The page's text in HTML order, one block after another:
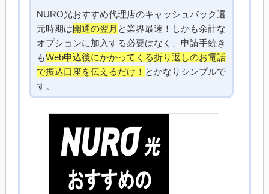
NURO光おすすめ代理店のキャッシュバック還
元時期は開通の翌月 と業界最速！しかも余計な
オプションに加入する必要はなく、申請手続き
もWeb申込後にかかってくる折り返しのお電話
で振込口座を伝えるだけ！ とかなりシンプルで
す。